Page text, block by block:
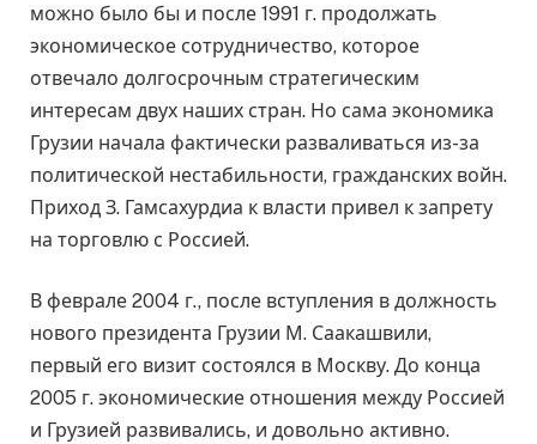
можно было бы и после 1991 г. продолжать
экономическое сотрудничество, которое
отвечало долгосрочным стратегическим
интересам двух наших стран. Но сама экономика
Грузии начала фактически разваливаться из-за
политической нестабильности, гражданских войн.
Приход З. Гамсахурдиа к власти привел к запрету
на торговлю с Россией.
В феврале 2004 г., после вступления в должность
нового президента Грузии М. Саакашвили,
первый его визит состоялся в Москву. До конца
2005 г. экономические отношения между Россией
и Грузией развивались, и довольно активно.